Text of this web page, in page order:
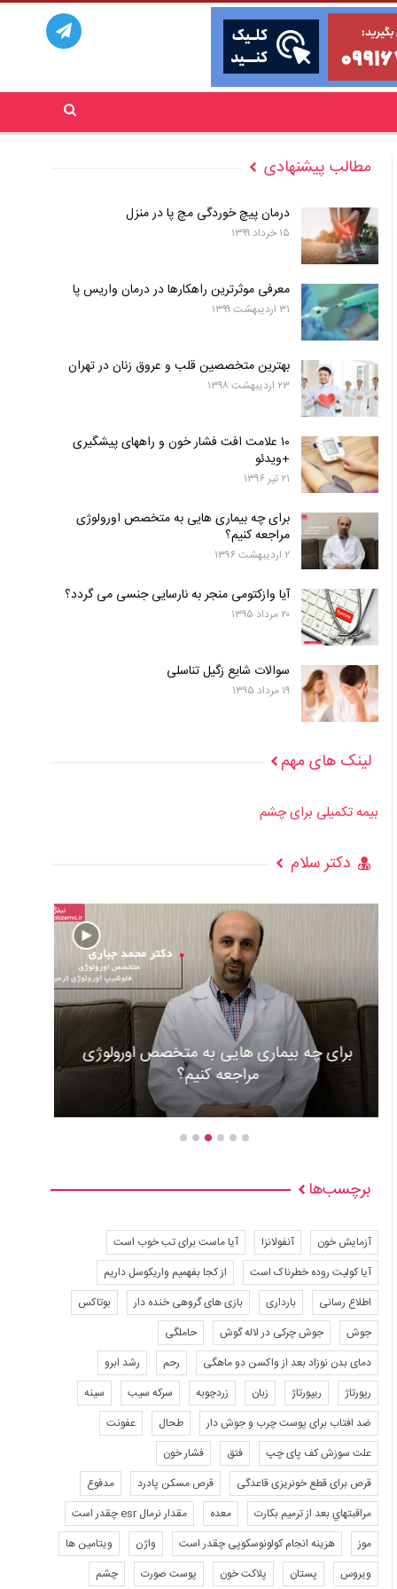
مطالب پیشنهادی
درمان پیچ خوردگی مچ پا در منزل
۱۵ خرداد ۱۳۹۹
معرفی موثرترین راهکارها در درمان واریس پا
۳۱ اردیبهشت ۱۳۹۹
بهترین متخصصین قلب و عروق زنان در تهران
۲۳ اردیبهشت ۱۳۹۸
۱۰ علامت افت فشار خون و راههای پیشگیری
+ویدئو
۲۱ تیر ۱۳۹۶
برای چه بیماری هایی به متخصص اورولوژی
مراجعه کنیم؟
۲ اردیبهشت ۱۳۹۶
آیا وازکتومی منجر به نارسایی جنسی می گردد؟
۲۰ مرداد ۱۳۹۵
سوالات شایع زگیل تناسلی
۱۹ مرداد ۱۳۹۵
لینک های مهم
بیمه تکمیلی برای چشم
دکتر سلام
عوارض و علل گذاشتن باطری قلب +ویدئو
برچسب‌ها
آزمایش خون آنفولانزا
آیا ماست برای تب خوب است
آیا کولیت روده خطرناک است
از کجا بفهمیم واریکوسل داریم
اطلاع رسانی
بارداری بازی های گروهی خنده دار
بوتاکس
جوش
جوش چرکی در لاله گوش
حاملگی
دمای بدن نوزاد بعد از واکسن دو ماهگی
رحم
رشد ابرو
رپورتاژ
ریپورتاژ زبان زردچوبه سرکه سیب
سینه
ضد افتاب برای پوست چرب و جوش دار
طحال
عفونت
علت سوزش کف پای چپ
فتق
فشار خون
قرص برای قطع خونریزی قاعدگی
قرص مسکن پادرد
مدفوع
مراقبتهاي بعد از ترميم بكارت
معده
مقدار نرمال esr چقدر است
موز
هزینه انجام کولونوسکوپی چقدر است واژن
ویتامین ها
ویروس
پستان پلاکت خون پوست صورت
چشم